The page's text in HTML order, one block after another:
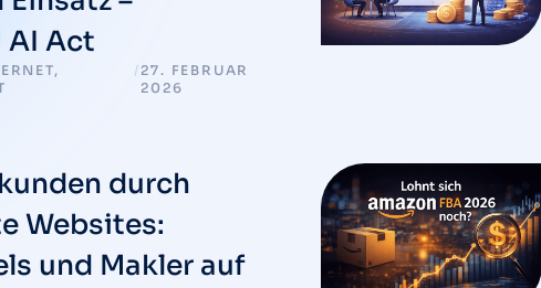
AI Act
,
/ 27. FEBRUAR
2026
durch
Websites:
und Makler auf